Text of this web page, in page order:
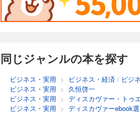
同じジャンルの本を探す
ビジネス・実用 > ビジネス・経済 / ビジ
ビジネス・実用 > 久恒啓一
ビジネス・実用 > ディスカヴァー・トゥ
ビジネス・実用 > ディスカヴァーebook